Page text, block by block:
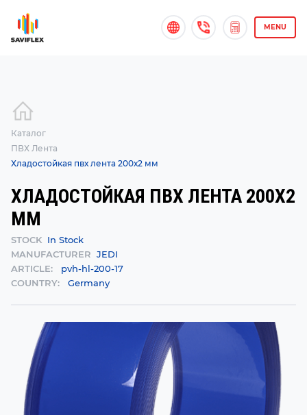
MENU
Каталог
ПВХ Лента
Хладостойкая пвх лента 200х2 мм
ХЛАДОСТОЙКАЯ ПВХ ЛЕНТА 200Х2
ММ
STOCK In Stock
MANUFACTURER JEDI
ARTICLE:
pvh-hl-200-17
COUNTRY:
Germany